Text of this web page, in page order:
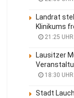
Landrat
Klinikums
21:25
Lausitzer
18:30
Stadt